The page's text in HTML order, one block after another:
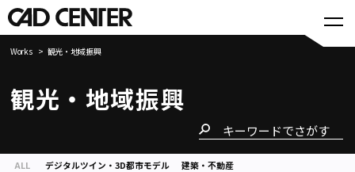
Works 観光・地域振興
観光・地域振興
ALL デジタルツイン・3D都市モデル
建築・不動産